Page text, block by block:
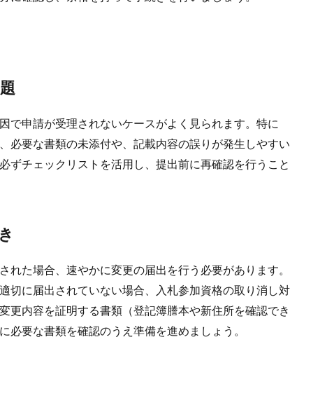
申請が受理されないケースがよく見られます。特に
必要な書類の未添付や、記載内容の誤りが発生しやすい
ずチェックリストを活用し、提出前に再確認を行うこと
た場合、速やかに変更の届出を行う必要があります。
切に届出されていない場合、入札参加資格の取り消し対
更内容を証明する書類（登記簿謄本や新住所を確認でき
必要な書類を確認のうえ準備を進めましょう。